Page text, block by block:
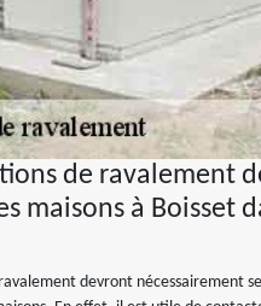
de ravalement
maisons à Boisset
devront nécessairement